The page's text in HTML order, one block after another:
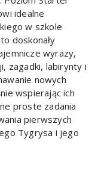
idealne
w szkole
doskonały
wyrazy,
zagadki, labirynty i
nowych
wspierając ich
proste zadania
pierwszych
Tygrysa i jego